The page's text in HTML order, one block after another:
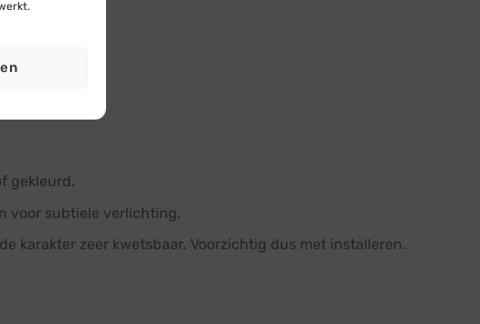
gekleurd.
voor subtiele verlichting.
karakter zeer kwetsbaar. Voorzichtig dus met installeren.